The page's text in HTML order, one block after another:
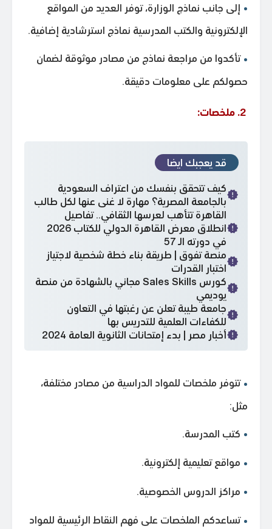
إلى جانب نماذج الوزارة، توفر العديد من المواقع
الإلكترونية والكتب المدرسية نماذج استرشادية إضافية.
تأكدوا من مراجعة نماذج من مصادر موثوقة لضمان
حصولكم على معلومات دقيقة.
2. ملخصات:
قد يعجبك ايضا
كيف تتحقق بنفسك من اعتراف السعودية
بالجامعة المصرية؟ مهارة لا غنى عنها لكل طالب
القاهرة تتأهب لعرسها الثقافي.. تفاصيل
انطلاق معرض القاهرة الدولي للكتاب 2026
في دورته الـ 57
منصة تفوق | طريقة بناء خطة شخصية لاجتياز
اختبار القدرات
كورس Sales Skills مجاني بالشهادة من منصة
يوديمي
جامعة طيبة تعلن عن رغبتها في التعاون
للكفاءات العلمية للتدريس بها
أخبار مصر | بدء إمتحانات الثانوية العامة 2024
تتوفر ملخصات للمواد الدراسية من مصادر مختلفة،
مثل:
كتب المدرسة.
مواقع تعليمية إلكترونية.
مراكز الدروس الخصوصية.
تساعدكم الملخصات على فهم النقاط الرئيسية للمواد